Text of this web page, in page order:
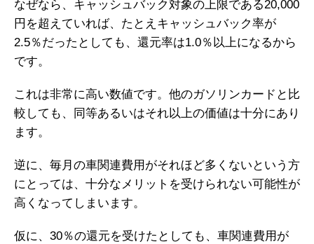
なぜなら、キャッシュバック対象の上限である20,000
円を超えていれば、たとえキャッシュバック率が
2.5％だったとしても、還元率は1.0％以上になるから
です。
これは非常に高い数値です。他のガソリンカードと比
較しても、同等あるいはそれ以上の価値は十分にあり
ます。
逆に、毎月の車関連費用がそれほど多くないという方
にとっては、十分なメリットを受けられない可能性が
高くなってしまいます。
仮に、30％の還元を受けたとしても、車関連費用が